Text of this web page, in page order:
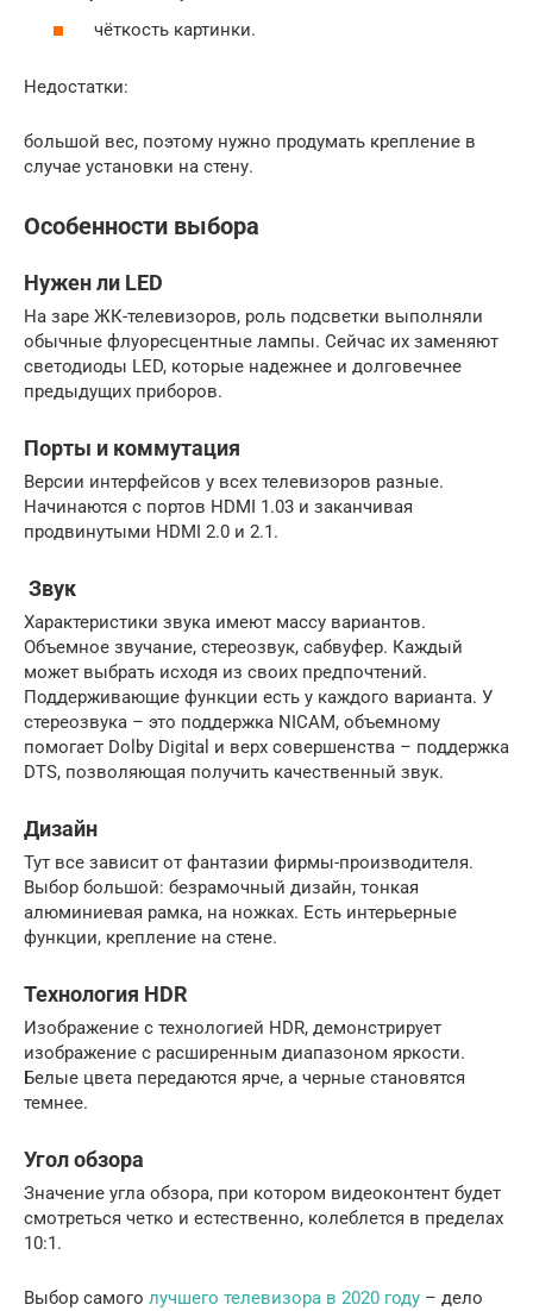
чёткость картинки.
Недостатки:
большой вес, поэтому нужно продумать крепление в
случае установки на стену.
Особенности выбора
Нужен ли LED
На заре ЖК-телевизоров, роль подсветки выполняли
обычные флуоресцентные лампы. Сейчас их заменяют
светодиоды LED, которые надежнее и долговечнее
предыдущих приборов.
Порты и коммутация
Версии интерфейсов у всех телевизоров разные.
Начинаются с портов HDMI 1.03 и заканчивая
продвинутыми HDMI 2.0 и 2.1.
Звук
Характеристики звука имеют массу вариантов.
Объемное звучание, стереозвук, сабвуфер. Каждый
может выбрать исходя из своих предпочтений.
Поддерживающие функции есть у каждого варианта. У
стереозвука – это поддержка NICAM, объемному
помогает Dolby Digital и верх совершенства – поддержка
DTS, позволяющая получить качественный звук.
Дизайн
Тут все зависит от фантазии фирмы-производителя.
Выбор большой: безрамочный дизайн, тонкая
алюминиевая рамка, на ножках. Есть интерьерные
функции, крепление на стене.
Технология HDR
Изображение с технологией HDR, демонстрирует
изображение с расширенным диапазоном яркости.
Белые цвета передаются ярче, а черные становятся
темнее.
Угол обзора
Значение угла обзора, при котором видеоконтент будет
смотреться четко и естественно, колеблется в пределах
10:1.
Выбор самого лучшего телевизора в 2020 году – дело